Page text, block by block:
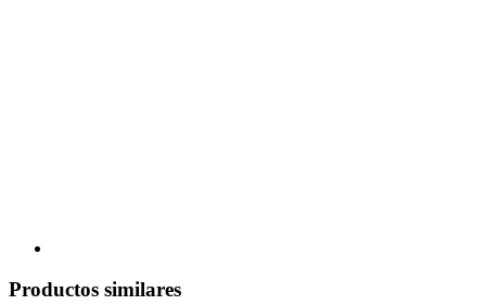
Productos similares